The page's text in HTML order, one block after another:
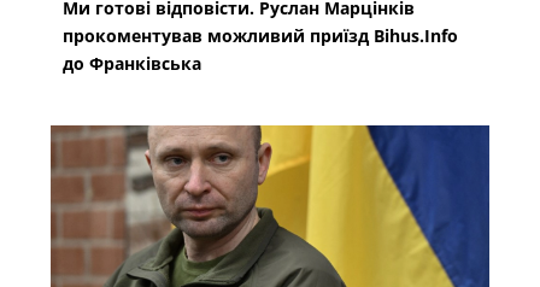
Ми готові відповісти. Руслан Марцінків
прокоментував можливий приїзд Bihus.Info
до Франківська